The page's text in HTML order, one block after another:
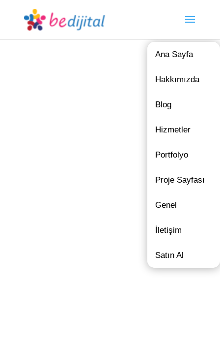
Ana Sayfa
Hakkımızda
Blog
Hizmetler
Portfolyo
Proje Sayfası
Genel
İletişim
Satın Al